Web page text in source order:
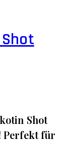
Shot
Perfekt für